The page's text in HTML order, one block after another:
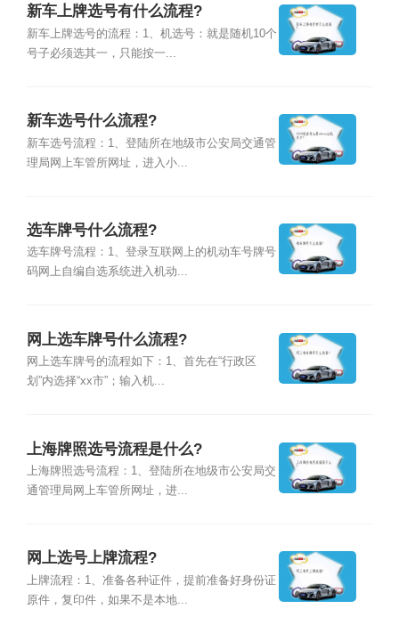
新车上牌选号有什么流程?
新车上牌选号的流程：1、机选号：就是随机10个
号子必须选其一，只能按一...
新车选号什么流程?
新车选号流程：1、登陆所在地级市公安局交通管
理局网上车管所网址，进入小...
选车牌号什么流程?
选车牌号流程：1、登录互联网上的机动车号牌号
码网上自编自选系统进入机动...
网上选车牌号什么流程?
网上选车牌号的流程如下：1、首先在“行政区
划”内选择“xx市”；输入机...
上海牌照选号流程是什么?
上海牌照选号流程：1、登陆所在地级市公安局交
通管理局网上车管所网址，进...
网上选号上牌流程?
上牌流程：1、准备各种证件，提前准备好身份证
原件，复印件，如果不是本地...